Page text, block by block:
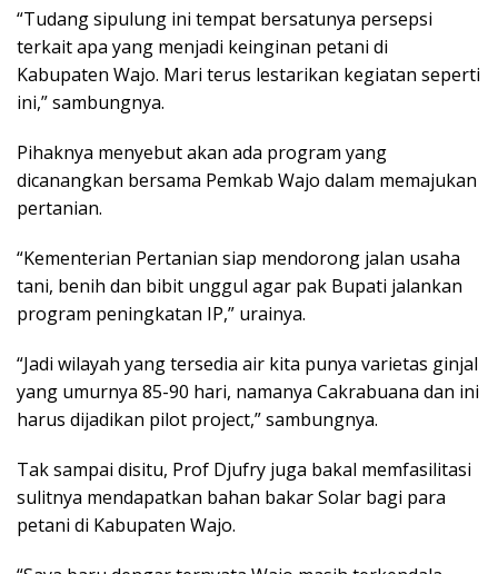
“Tudang sipulung ini tempat bersatunya persepsi
terkait apa yang menjadi keinginan petani di
Kabupaten Wajo. Mari terus lestarikan kegiatan seperti
ini,” sambungnya.
Pihaknya menyebut akan ada program yang
dicanangkan bersama Pemkab Wajo dalam memajukan
pertanian.
“Kementerian Pertanian siap mendorong jalan usaha
tani, benih dan bibit unggul agar pak Bupati jalankan
program peningkatan IP,” urainya.
“Jadi wilayah yang tersedia air kita punya varietas ginjal
yang umurnya 85-90 hari, namanya Cakrabuana dan ini
harus dijadikan pilot project,” sambungnya.
Tak sampai disitu, Prof Djufry juga bakal memfasilitasi
sulitnya mendapatkan bahan bakar Solar bagi para
petani di Kabupaten Wajo.